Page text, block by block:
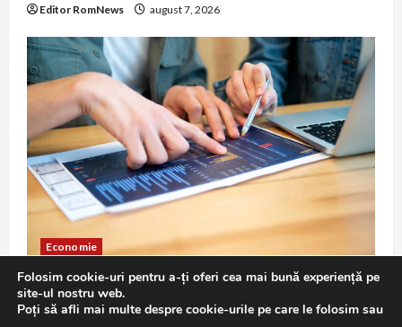
Editor RomNews august 7, 2026
Economie
Guvernul lansează programul „Diaspora
Investește Acasă” cu un buget de 100 mil. euro
Folosim cookie-uri pentru a-ți oferi cea mai bună experiență pe
site-ul nostru web.
Poți să afli mai multe despre cookie-urile pe care le folosim sau